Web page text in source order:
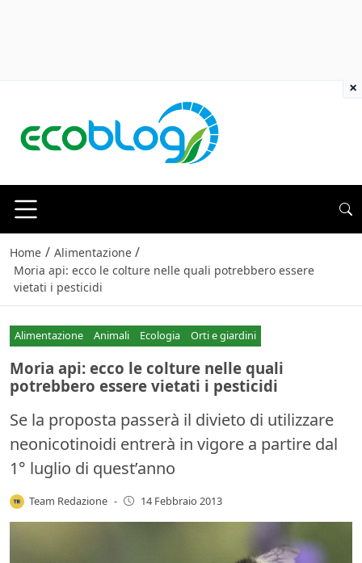
Home / Alimentazione /
Moria api: ecco le colture nelle quali potrebbero essere
vietati i pesticidi
Alimentazione Animali Ecologia Orti e giardini
Moria api: ecco le colture nelle quali
potrebbero essere vietati i pesticidi
Se la proposta passerà il divieto di utilizzare
neonicotinoidi entrerà in vigore a partire dal
1° luglio di quest’anno
Team Redazione - 14 Febbraio 2013
×